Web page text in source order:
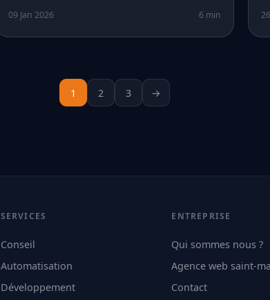
09 Jan 2026 6 min
Pagination
1 2 3 →
SERVICES
Conseil
Automatisation
Développement
ENTREPRISE
Qui sommes nous ?
Agence web saint-
Contact